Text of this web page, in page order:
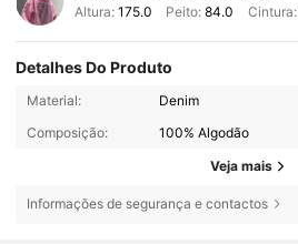
Altura: 175.0 Peito:84.0 Cintura:
Detalhes Do Produto
Material:
Denim
Composição:
100% Algodão
Veja mais
Informações de segurança e contactos